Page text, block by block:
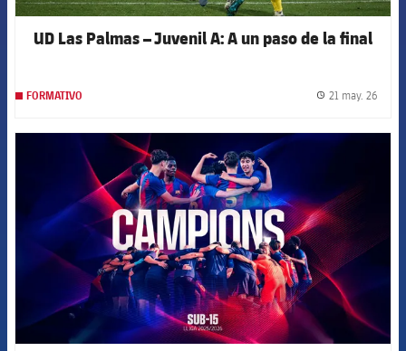
UD Las Palmas – Juvenil A: A un paso de la final
FORMATIVO 21 may. 26
FCB Barcelona badge